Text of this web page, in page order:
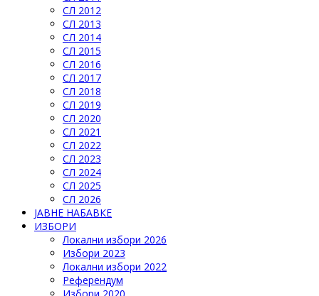
СЛ 2012
СЛ 2013
СЛ 2014
СЛ 2015
СЛ 2016
СЛ 2017
СЛ 2018
СЛ 2019
СЛ 2020
СЛ 2021
СЛ 2022
СЛ 2023
СЛ 2024
СЛ 2025
СЛ 2026
ЈАВНЕ НАБАВКЕ
ИЗБОРИ
Локални избори 2026
Избори 2023
Локални избори 2022
Референдум